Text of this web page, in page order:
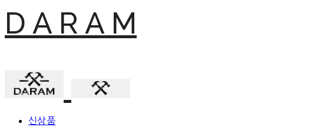
D A R A M
신상품